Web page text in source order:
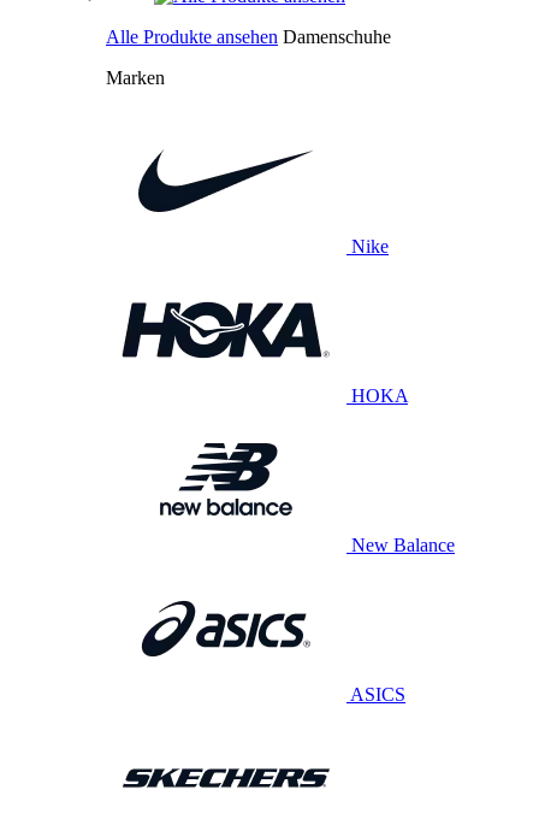
Alle Produkte ansehen Damenschuhe
Marken
Nike
HOKA
New Balance
ASICS